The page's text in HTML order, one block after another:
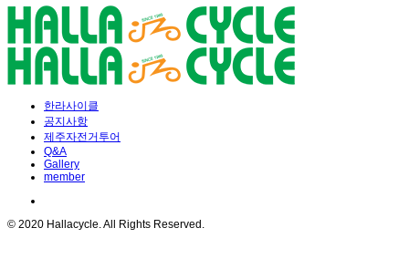
한라사이클
공지사항
제주자전거투어
Q&A
Gallery
member
© 2020 Hallacycle. All Rights Reserved.